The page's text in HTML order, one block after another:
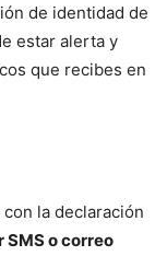
de identidad de
estar alerta y
que recibes en
la declaración
o correo